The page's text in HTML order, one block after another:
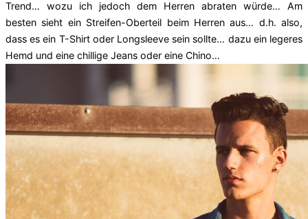
Trend… wozu ich jedoch dem Herren abraten würde… Am
besten sieht ein Streifen-Oberteil beim Herren aus… d.h. also,
dass es ein T-Shirt oder Longsleeve sein sollte… dazu ein legeres
Hemd und eine chillige Jeans oder eine Chino…